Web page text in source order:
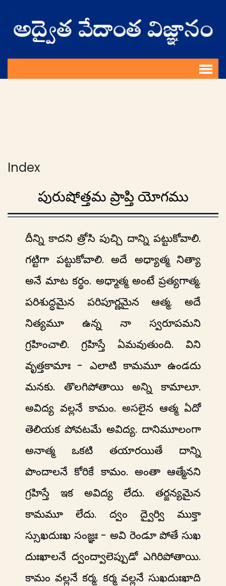
Index
పురుషోత్తమ ప్రాప్తి యోగము
దీన్ని కాదని త్రోసి పుచ్చి దాన్ని పట్టుకోవాలి.
గట్టిగా పట్టుకోవాలి. అదే అధ్యాత్మ నిత్యా
అనే మాట కర్థం. అధ్మాత్మ అంటే ప్రత్యగాత్మ.
పరిశుద్ధమైన పరిపూర్ణమైన ఆత్మ. అదే
నిత్యమూ ఉన్న నా స్వరూపమని
గ్రహించాలి. గ్రహిస్తే ఏమవుతుంది. విని
వృత్తకామాః - ఎలాటి కామమూ ఉండదు
మనకు. తొలగిపోతాయి అన్ని కామాలూ.
అవిద్య వల్లనే కామం. అసలైన ఆత్మ ఏదో
తెలియక పోవటమే అవిద్య. దానిమూలంగా
అనాత్మ ఒకటి తయారయితే దాన్ని
పొందాలనే కోరికే కామం. అంతా ఆత్మేనని
గ్రహిస్తే ఇక అవిద్య లేదు. తర్జన్యమైన
కామమూ లేదు. ద్వం ద్వైర్వి ముక్తా
స్సుఖదుఃఖ సంజ్ఞః - అవి రెండూ పోతే సుఖ
దుఃఖాలనే ద్వంద్వాలెప్పుడో ఎగిరిపోతాయి.
కామం వల్లనే కర్మ. కర్మ వల్లనే సుఖదుఃఖాది